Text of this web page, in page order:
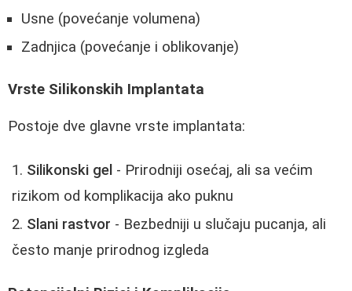
Usne (povećanje volumena)
Zadnjica (povećanje i oblikovanje)
Vrste Silikonskih Implantata
Postoje dve glavne vrste implantata:
Silikonski gel - Prirodniji osećaj, ali sa većim
rizikom od komplikacija ako puknu
Slani rastvor - Bezbedniji u slučaju pucanja, ali
često manje prirodnog izgleda